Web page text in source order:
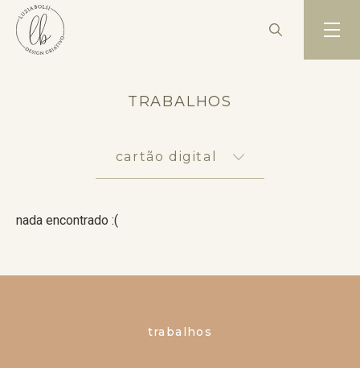
TRABALHOS
cartão digital
nada encontrado :(
trabalhos